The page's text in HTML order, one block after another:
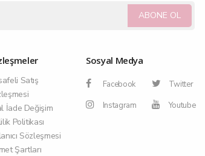
ABONE OL
Satış
İade Değişim
Politikası
Sözleşmesi
Şartları
Sosyal Medya
Facebook
Twitter
Instagram
Youtube